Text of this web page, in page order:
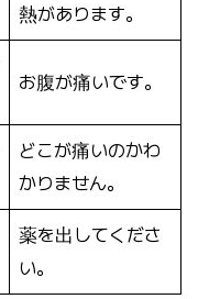
熱があります。
お腹が痛いです。
どこが痛いのかわ
かりません。
薬を出してくださ
い。